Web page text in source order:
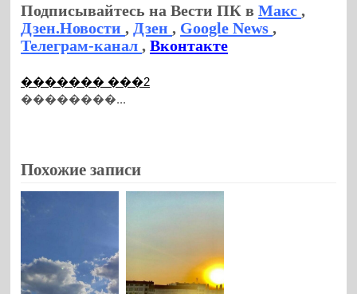
Подписывайтесь на Вести ПК вМакс,
Дзен.Новости, Дзен, Google News,
Телеграм-канал,Вконтакте
������� ���2
��������...
Похожие записи